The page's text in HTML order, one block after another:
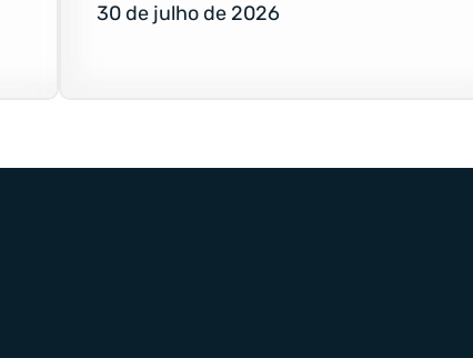
30 de julho de 2026